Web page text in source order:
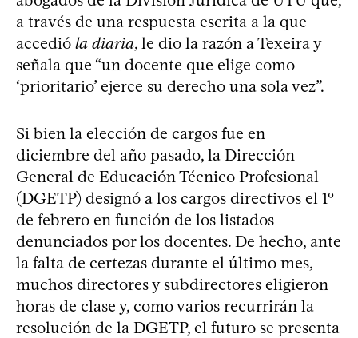
a través de una respuesta escrita a la que
accedió la diaria, le dio la razón a Texeira y
señala que “un docente que elige como
‘prioritario’ ejerce su derecho una sola vez”.
Si bien la elección de cargos fue en
diciembre del año pasado, la Dirección
General de Educación Técnico Profesional
(DGETP) designó a los cargos directivos el 1º
de febrero en función de los listados
denunciados por los docentes. De hecho, ante
la falta de certezas durante el último mes,
muchos directores y subdirectores eligieron
horas de clase y, como varios recurrirán la
resolución de la DGETP, el futuro se presenta